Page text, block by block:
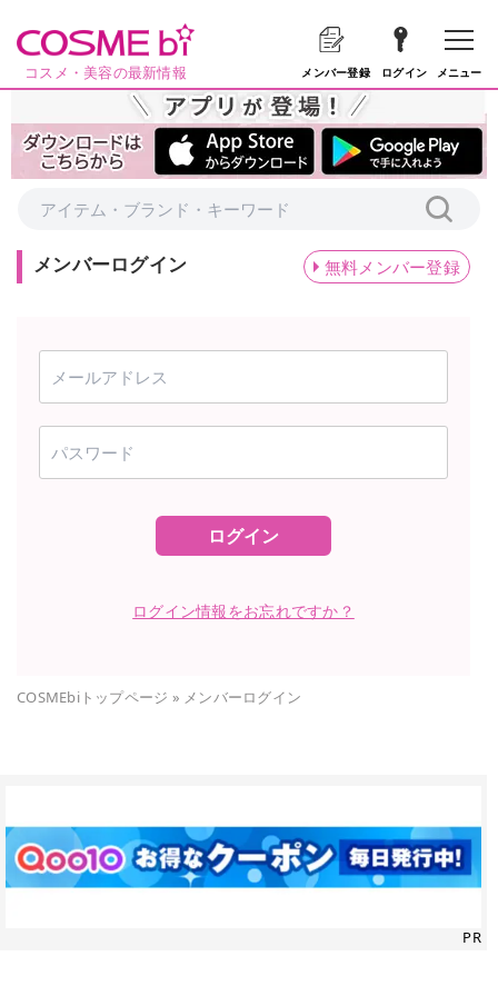
コスメ・美容の最新情報 メンバー登録 ログイン メニュー
メンバーログイン 無料メンバー登録
ログイン
ログイン情報をお忘れですか？
COSMEbiトップページ » メンバーログイン
PR